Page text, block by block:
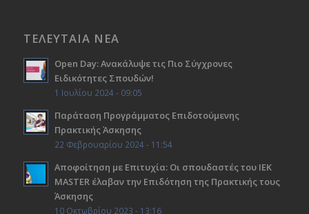
ΤΕΛΕΥΤΑΙΑ ΝΕΑ
Open Day: Ανακάλυψε τις Πιο Σύγχρονες
Ειδικότητες Σπουδών!
1 Ιουλίου 2024 - 09:05
Παράταση Προγράμματος Επιδοτούμενης
Πρακτικής Άσκησης
22 Φεβρουαρίου 2024 - 11:54
Αποφοίτηση με Επιτυχία: Οι σπουδαστές του ΙΕΚ
ΜΑSTER έλαβαν την Επιδότηση της Πρακτικής τους
Άσκησης
10 Οκτωβρίου 2023 - 13:16